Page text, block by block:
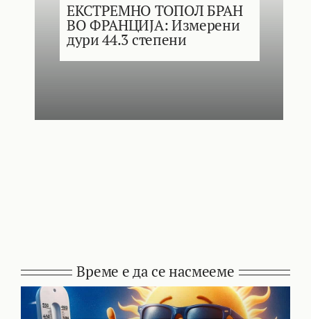
ЕКСТРЕМНО ТОПОЛ БРАН
ВО ФРАНЦИЈА: Измерени
дури 44.3 степени
Време е да се насмееме